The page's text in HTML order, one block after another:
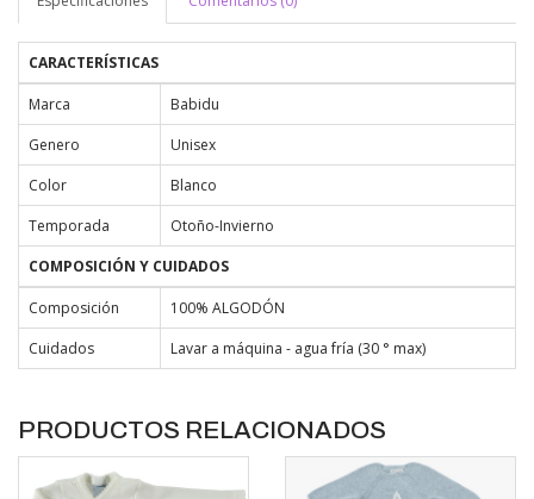
CARACTERÍSTICAS
Marca
Babidu
Genero
Unisex
Color
Blanco
Temporada
Otoño-Invierno
COMPOSICIÓN Y CUIDADOS
Composición
100% ALGODÓN
Cuidados
Lavar a máquina - agua fría (30 ° max)
PRODUCTOS RELACIONADOS